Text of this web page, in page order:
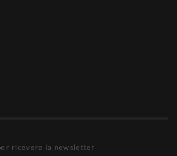
ricevere la newsletter